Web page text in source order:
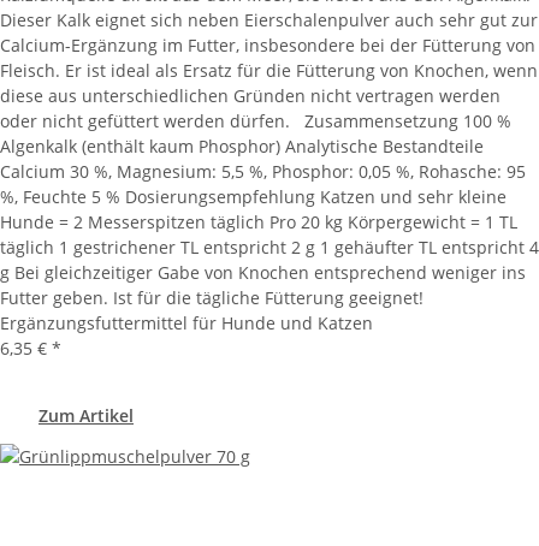
Dieser Kalk eignet sich neben Eierschalenpulver auch sehr gut zur
Calcium-Ergänzung im Futter, insbesondere bei der Fütterung von
Fleisch. Er ist ideal als Ersatz für die Fütterung von Knochen, wenn
diese aus unterschiedlichen Gründen nicht vertragen werden
oder nicht gefüttert werden dürfen. Zusammensetzung 100 %
Algenkalk (enthält kaum Phosphor) Analytische Bestandteile
Calcium 30 %, Magnesium: 5,5 %, Phosphor: 0,05 %, Rohasche: 95
%, Feuchte 5 % Dosierungsempfehlung Katzen und sehr kleine
Hunde = 2 Messerspitzen täglich Pro 20 kg Körpergewicht = 1 TL
täglich 1 gestrichener TL entspricht 2 g 1 gehäufter TL entspricht 4
g Bei gleichzeitiger Gabe von Knochen entsprechend weniger ins
Futter geben. Ist für die tägliche Fütterung geeignet!
Ergänzungsfuttermittel für Hunde und Katzen
6,35 € *
Zum Artikel